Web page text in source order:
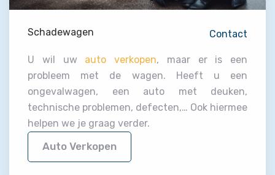
Schadewagen Contact
U wil uw auto verkopen, maar er is een
probleem met de wagen. Heeft u een
ongevalwagen, een auto met deuken,
technische problemen, defecten,… Ook hiermee
helpen we je graag verder.
Auto Verkopen